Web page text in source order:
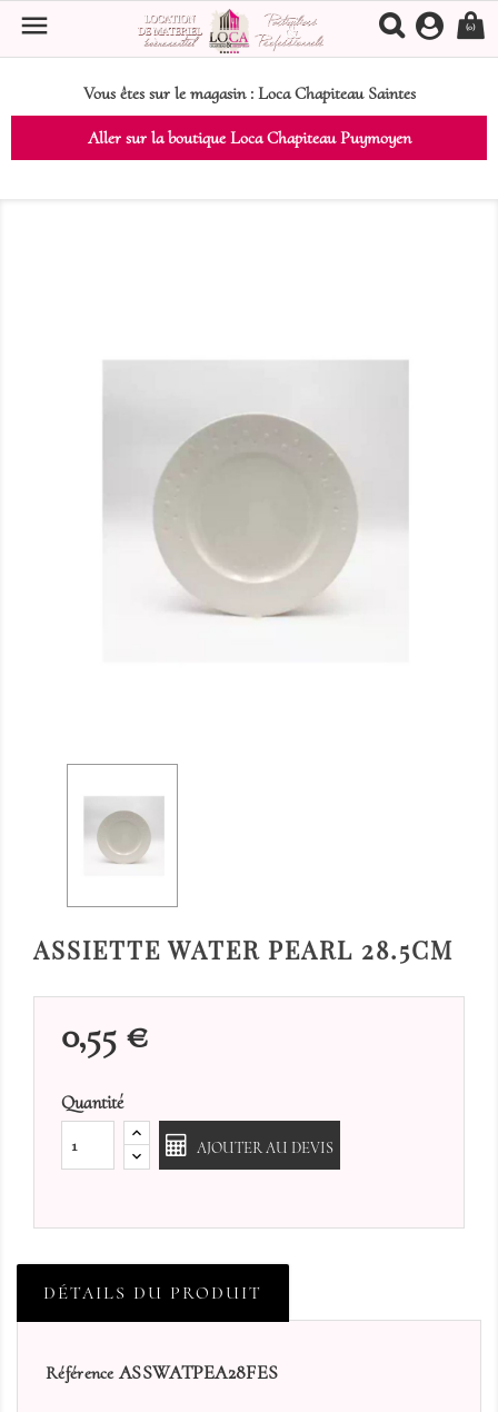
Vous êtes sur le magasin :Loca Chapiteau Saintes
Aller sur la boutique Loca Chapiteau Puymoyen
 (0)
ASSIETTE WATER PEARL 28.5CM
0,55 €
Quantité
AJOUTER AU DEVIS
DÉTAILS DU PRODUIT
Référence ASSWATPEA28FES